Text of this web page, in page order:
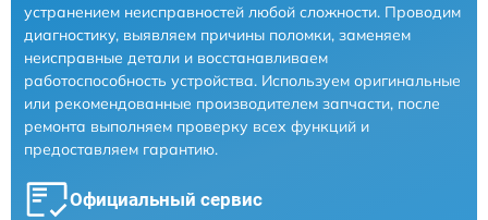
устранением неисправностей любой сложности. Проводим
диагностику, выявляем причины поломки, заменяем
неисправные детали и восстанавливаем
работоспособность устройства. Используем оригинальные
или рекомендованные производителем запчасти, после
ремонта выполняем проверку всех функций и
предоставляем гарантию.
Официальный сервис